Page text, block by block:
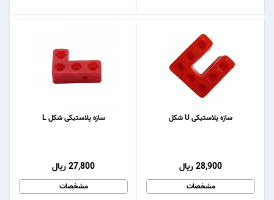
سازه پلاستیکی شکل L
27,800 ریال
مشخصات
سازه پلاستیکی U شکل
28,900 ریال
مشخصات